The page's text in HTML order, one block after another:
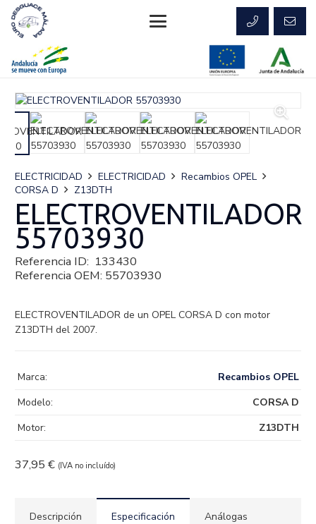
ELECTRICIDAD ELECTRICIDAD
Recambios OPEL
CORSA D
Z13DTH
ELECTROVENTILADOR
55703930
Referencia ID: 133430
Referencia OEM: 55703930
ELECTROVENTILADOR de un OPEL CORSA D con motor
Z13DTH del 2007.
37,95 € (IVA no incluído)
Marca:
Recambios OPEL
Modelo:
CORSA D
Motor:
Z13DTH
Descripción Especificación Análogas